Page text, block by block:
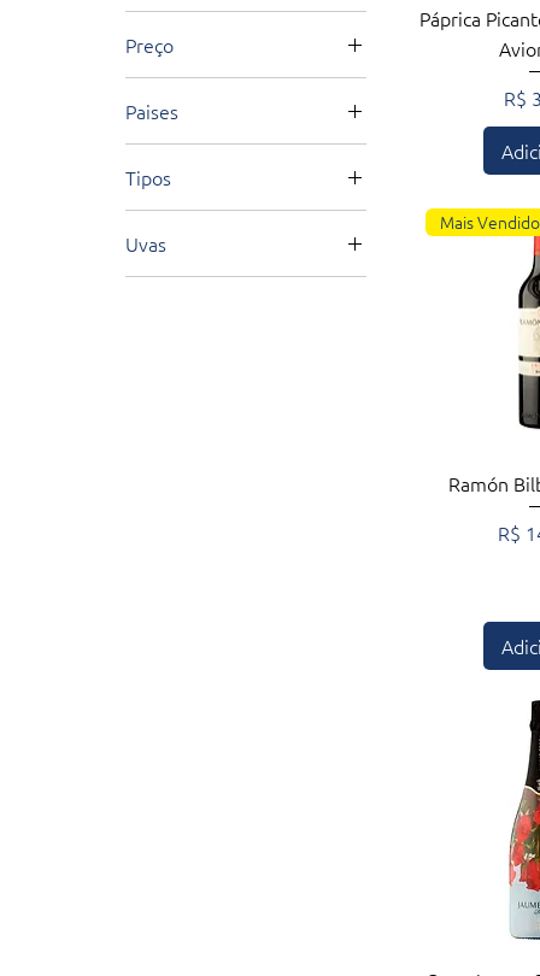
Preço
R$ 25 R$ 5.990
Paises
Itália
Tipos
Brancos
Uvas
Páprica
R$
Mais
Ramón
R$